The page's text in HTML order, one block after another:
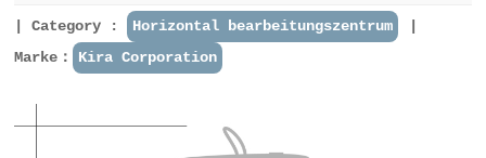
Category :
Horizontal bearbeitungszentrum
Marke：
Kira Corporation